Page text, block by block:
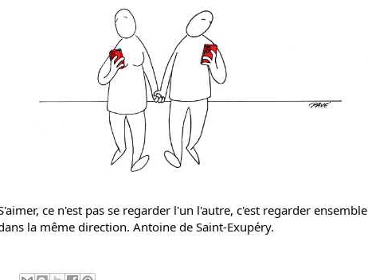
ce n'est pas se regarder l'un l'autre, c'est regarder ensemble
la même direction. Antoine de Saint-Exupéry.